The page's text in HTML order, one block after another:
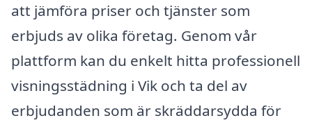
att jämföra priser och tjänster som
erbjuds av olika företag. Genom vår
plattform kan du enkelt hitta professionell
visningsstädning i Vik och ta del av
erbjudanden som är skräddarsydda för